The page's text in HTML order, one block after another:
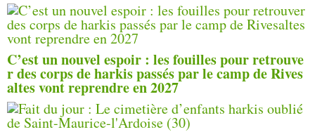
C’est un nouvel espoir : les fouilles pour retrouve
r des corps de harkis passés par le camp de Rives
altes vont reprendre en 2027